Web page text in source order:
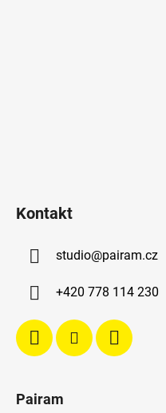
Kontakt
studio@pairam.cz
+420 778 114 230
Pairam